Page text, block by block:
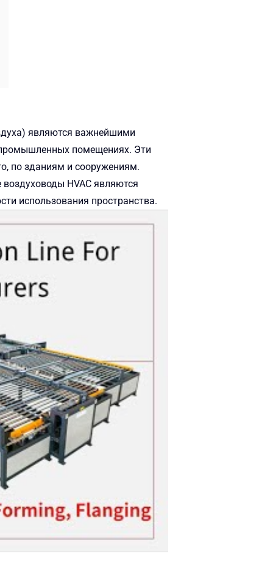
являются важнейшими
помещениях. Эти
по зданиям и сооружениям.
HVAC являются
использования пространства.